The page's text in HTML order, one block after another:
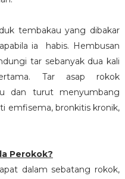
tembakau yang dibakar
ia habis. Hembusan
tar sebanyak dua kali
Tar asap rokok
dan turut menyumbang
emfisema, bronkitis kronik,
Perokok?
dalam sebatang rokok,